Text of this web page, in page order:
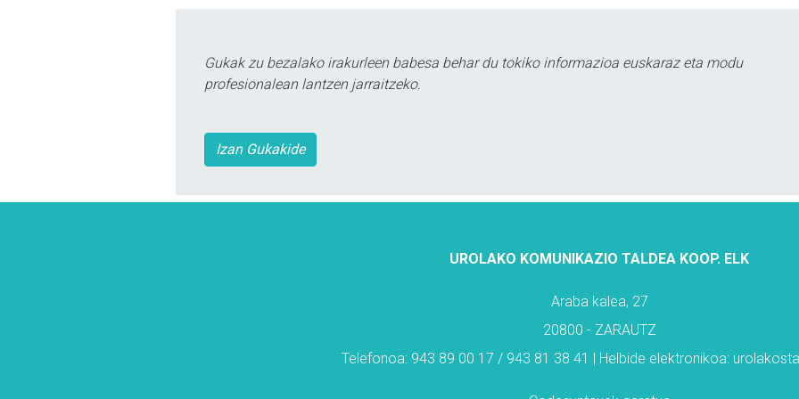
Gukak zu bezalako irakurleen babesa behar du tokiko informazioa euskaraz eta modu
profesionalean lantzen jarraitzeko.
Izan Gukakide
UROLAKO KOMUNIKAZIO TALDEA KOOP. ELK
Araba kalea, 27
20800 - ZARAUTZ
Telefonoa: 943 89 00 17 / 943 81 38 41 | Helbide elektronikoa: